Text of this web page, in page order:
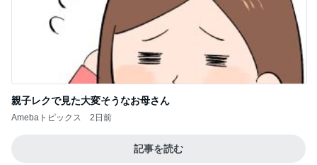
親子レクで見た大変そうなお母さん
Amebaトピックス 2日前
記事を読む